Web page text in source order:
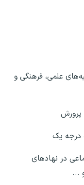
علمی، فرهنگی و
پرورش
درجه یک
در نهادهای
...